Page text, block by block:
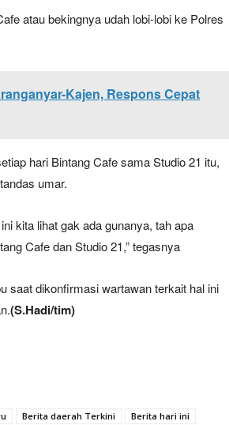
Company
atau bekingnya udah lobi-lobi ke Polres
Kajen, Respons Cepat
hari Bintang Cafe sama Studio 21 itu,
umar.
kita lihat gak ada gunanya, tah apa
Cafe dan Studio 21,” tegasnya
saat dikonfirmasi wartawan terkait hal ini
(S.Hadi/tim)
Berita daerah Terkini
Berita hari ini